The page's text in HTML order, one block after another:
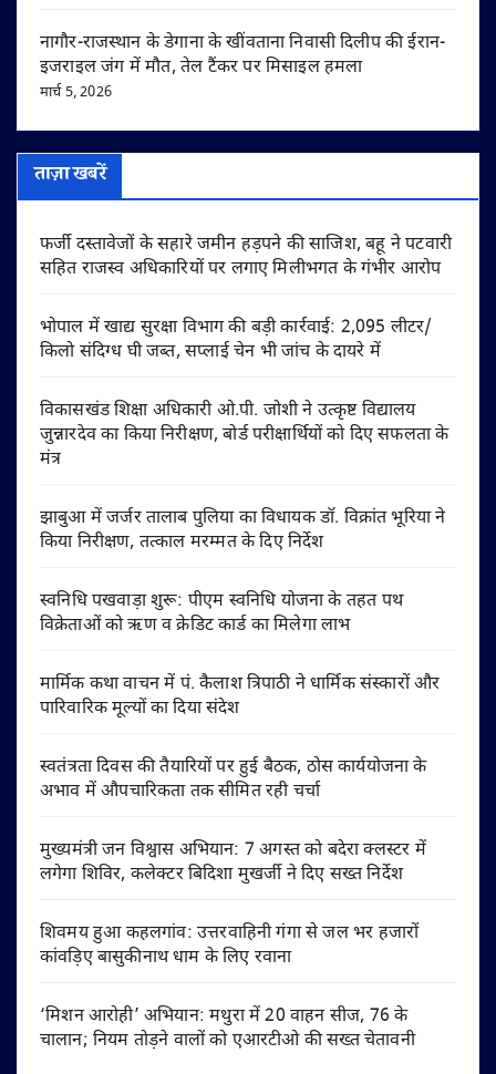
नागौर-राजस्थान के डेगाना के खींवताना निवासी दिलीप की ईरान-
इजराइल जंग में मौत, तेल टैंकर पर मिसाइल हमला
मार्च 5, 2026
ताज़ा खबरें
फर्जी दस्तावेजों के सहारे जमीन हड़पने की साजिश, बहू ने पटवारी
सहित राजस्व अधिकारियों पर लगाए मिलीभगत के गंभीर आरोप
भोपाल में खाद्य सुरक्षा विभाग की बड़ी कार्रवाई: 2,095 लीटर/
किलो संदिग्ध घी जब्त, सप्लाई चेन भी जांच के दायरे में
विकासखंड शिक्षा अधिकारी ओ.पी. जोशी ने उत्कृष्ट विद्यालय
जुन्नारदेव का किया निरीक्षण, बोर्ड परीक्षार्थियों को दिए सफलता के
मंत्र
झाबुआ में जर्जर तालाब पुलिया का विधायक डॉ. विक्रांत भूरिया ने
किया निरीक्षण, तत्काल मरम्मत के दिए निर्देश
स्वनिधि पखवाड़ा शुरू: पीएम स्वनिधि योजना के तहत पथ
विक्रेताओं को ऋण व क्रेडिट कार्ड का मिलेगा लाभ
मार्मिक कथा वाचन में पं. कैलाश त्रिपाठी ने धार्मिक संस्कारों और
पारिवारिक मूल्यों का दिया संदेश
स्वतंत्रता दिवस की तैयारियों पर हुई बैठक, ठोस कार्ययोजना के
अभाव में औपचारिकता तक सीमित रही चर्चा
मुख्यमंत्री जन विश्वास अभियान: 7 अगस्त को बदेरा क्लस्टर में
लगेगा शिविर, कलेक्टर बिदिशा मुखर्जी ने दिए सख्त निर्देश
शिवमय हुआ कहलगांव: उत्तरवाहिनी गंगा से जल भर हजारों
कांवड़िए बासुकीनाथ धाम के लिए रवाना
‘मिशन आरोही’ अभियान: मथुरा में 20 वाहन सीज, 76 के
चालान; नियम तोड़ने वालों को एआरटीओ की सख्त चेतावनी